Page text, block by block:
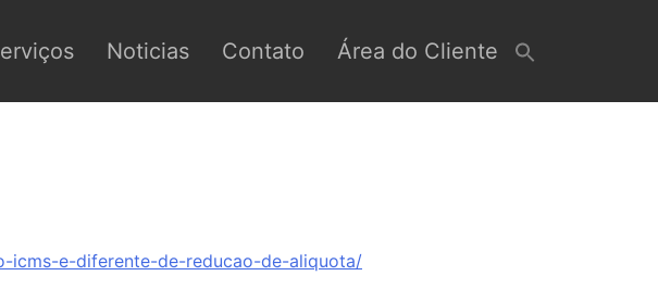
Noticias Contato Área do Cliente
icms-e-diferente-de-reducao-de-aliquota/